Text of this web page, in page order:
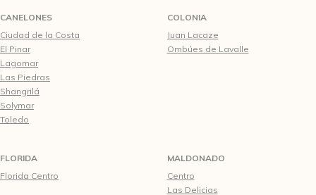
CANELONES
Ciudad de la Costa
El Pinar
Lagomar
Las Piedras
Shangrilá
Solymar
Toledo
COLONIA
Juan Lacaze
Ombúes de Lavalle
FLORIDA
Florida Centro
MALDONADO
Centro
Las Delicias